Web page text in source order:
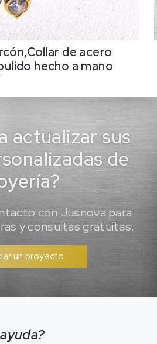
de acero
hecho a mano
actualizar sus
de
con Jusnova para
y consultas gratuitas.
un proyecto